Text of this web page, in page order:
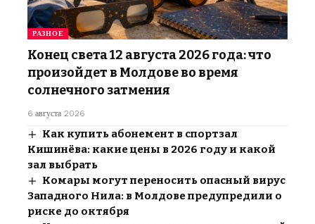
РАЗНОЕ
Конец света 12 августа 2026 года: что
произойдет в Молдове во время
солнечного затмения
6 августа 2026
Как купить абонемент в спортзал
Кишинёва: какие цены в 2026 году и какой
зал выбрать
Комары могут переносить опасный вирус
Западного Нила: в Молдове предупредили о
риске до октября